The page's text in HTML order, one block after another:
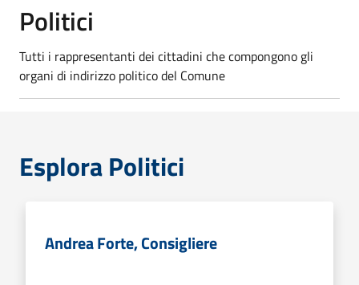
Politici
Tutti i rappresentanti dei cittadini che compongono gli
organi di indirizzo politico del Comune
Esplora Politici
Andrea Forte, Consigliere